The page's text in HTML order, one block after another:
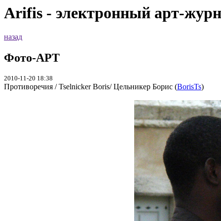
Arifis - электронный арт-
назад
Фото-АРТ
2010-11-20 18:38
Противоречия / Tselnicker Boris/ Цельникер Борис (BorisTs)